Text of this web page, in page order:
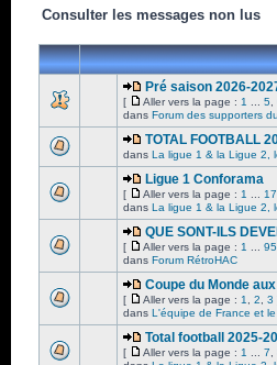
Consulter les messages non lus
Pré saison 2026-
[ Aller vers la page : 1 5
dans Forum des supporters
TOTAL FOOTBALL
dans La ligue 1 & la Ligue 2,
Ligue 1 Conforama
[ Aller vers la page : 1 17
dans La ligue 1 & la Ligue 2,
QUE SONT-ILS
[ Aller vers la page : 1 95
dans Forum RétroHAC
Coupe du Monde
[ Aller vers la page : 1 2 3
dans L'équipe de France et
Total football 2025-
[ Aller vers la page : 1 7